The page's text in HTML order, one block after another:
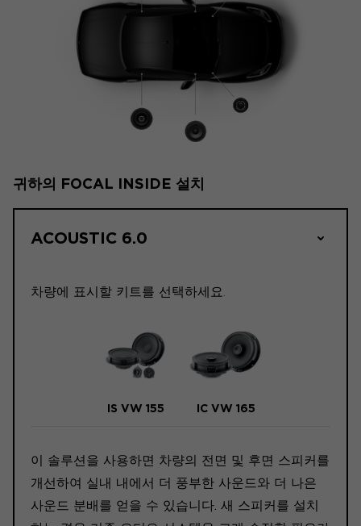
귀하의 FOCAL INSIDE 설치
ACOUSTIC 6.0
차량에 표시할 키트를 선택하세요.
IS VW 155 IC VW 165
이 솔루션을 사용하면 차량의 전면 및 후면 스피커를
개선하여 실내 내에서 더 풍부한 사운드와 더 나은
사운드 분배를 얻을 수 있습니다. 새 스피커를 설치